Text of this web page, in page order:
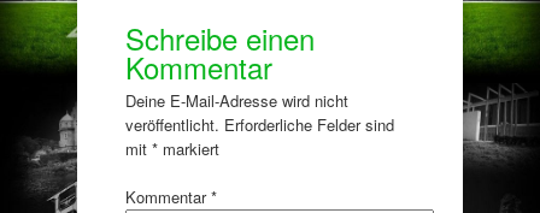
Schreibe einen
Kommentar
Deine E-Mail-Adresse wird nicht
veröffentlicht. Erforderliche Felder sind
mit * markiert
Kommentar*